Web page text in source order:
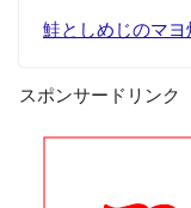
鮭としめじのマ
スポンサードリンク